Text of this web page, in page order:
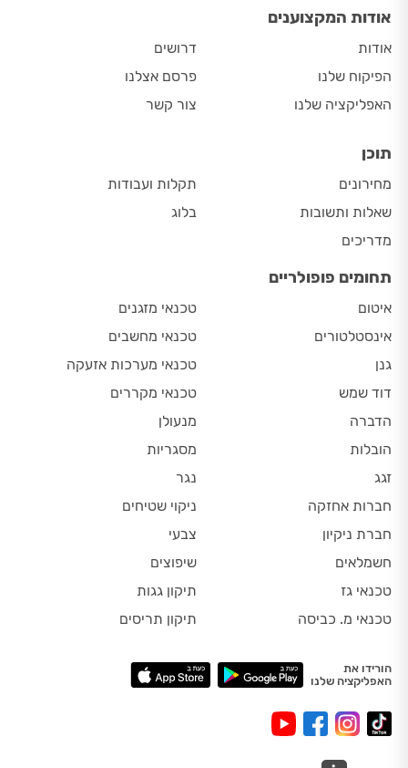
אודות המקצוענים
אודות
הפיקוח שלנו
האפליקציה שלנו
דרושים
פרסם אצלנו
צור קשר
תוכן
מחירונים
שאלות ותשובות
מדריכים
תקלות ועבודות
בלוג
תחומים פופולריים
איטום
אינסטלטורים
גנן
דוד שמש
הדברה
הובלות
זגג
חברות אחזקה
חברת ניקיון
חשמלאים
טכנאי גז
טכנאי מ. כביסה
טכנאי מזגנים
טכנאי מחשבים
טכנאי מערכות אזעקה
טכנאי מקררים
מנעולן
מסגריות
נגר
ניקוי שטיחים
צבעי
שיפוצים
תיקון גגות
תיקון תריסים
הורידו את
האפליקציה שלנו